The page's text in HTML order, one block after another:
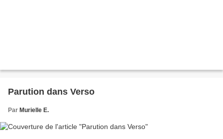
Parution dans Verso
Par Murielle E.